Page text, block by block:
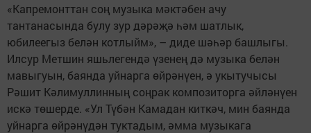
«Капремонттан соң музыка мәктәбен ачу
тантанасында булу зур дәрәҗә һәм шатлык,
юбилеегыз белән котлыйм», – диде шәһәр башлыгы.
Илсур Метшин яшьлегендә үзенең дә музыка белән
мавыгуын, баянда уйнарга өйрәнүен, ә укытучысы
Рәшит Кәлимуллинның соңрак композиторга әйләнүен
искә төшерде. «Ул Түбән Камадан киткәч, мин баянда
уйнарга өйрәнүдән туктадым, әмма музыкага